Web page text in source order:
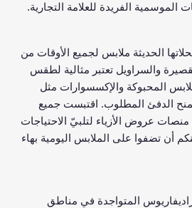
الموسمية الفريدة للعلامة التجارية.
الحديثة ملابس لجميع الأوقات من
والسراويل تعتبر مثالية لطقس
المحبوكة والإكسسوارات مثل
الدفئ المطلوب. اقتبست جميع
عروض الأزياء لتلبيّ الاحتياجات
أن تضفوا على الملابس اليومية بهاء
المتواجدة في مناطق